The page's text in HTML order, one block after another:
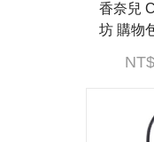
香奈兒
坊 購物
款 黑金